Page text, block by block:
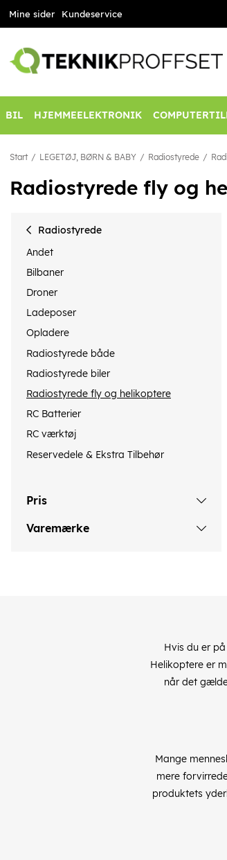
Mine sider Kundeservice
BIL HJEMMEELEKTRONIK
Start LEGETØJ, BØRN & BABY Radiostyrede
Radiostyrede fly og
Radiostyrede
Andet
Bilbaner
Droner
Ladeposer
Opladere
Radiostyrede både
Radiostyrede biler
Radiostyrede fly og helikoptere
RC Batterier
RC værktøj
Reservedele & Ekstra Tilbehør
Pris
Varemærke
Hvis du er
Helikoptere er
når det
Mange
mere
produktets